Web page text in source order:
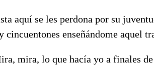
aquí se les perdona por su
cincuentones enseñándome aquel
mira, lo que hacía yo a finales de